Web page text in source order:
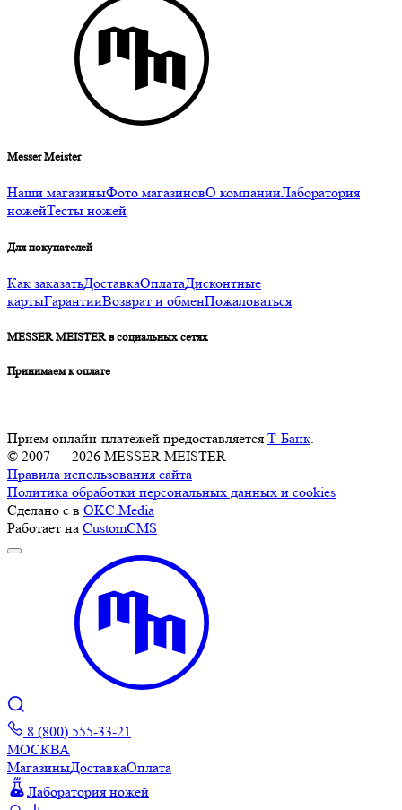
Messer Meister
Наши магазиныФото магазиновО компанииЛаборатория
ножейТесты ножей
Для покупателей
Как заказатьДоставкаОплатаДисконтные
картыГарантииВозврат и обменПожаловаться
MESSER MEISTER в социальных сетях
Принимаем к оплате
Прием онлайн-платежей предоставляется Т-Банк.
© 2007 — 2026 MESSER MEISTER
Правила использования сайта
Политика обработки персональных данных и cookies
Сделано с в OKC.Media
Работает на CustomCMS
8 (800) 555-33-21
МОСКВА
МагазиныДоставкаОплата
Лаборатория ножей